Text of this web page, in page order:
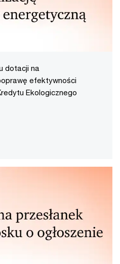
dotacji na
efektywności
Ekologicznego